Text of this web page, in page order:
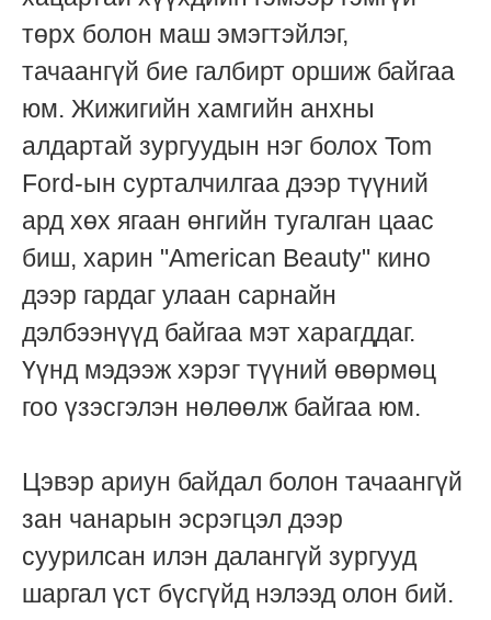
төрх болон маш эмэгтэйлэг,
тачаангүй бие галбирт оршиж байгаа
юм. Жижигийн хамгийн анхны
алдартай зургуудын нэг болох Tom
Ford-ын сурталчилгаа дээр түүний
ард хөх ягаан өнгийн тугалган цаас
биш, харин "American Beauty" кино
дээр гардаг улаан сарнайн
дэлбээнүүд байгаа мэт харагддаг.
Үүнд мэдээж хэрэг түүний өвөрмөц
гоо үзэсгэлэн нөлөөлж байгаа юм.
Цэвэр ариун байдал болон тачаангүй
зан чанарын эсрэгцэл дээр
суурилсан илэн далангүй зургууд
шаргал үст бүсгүйд нэлээд олон бий.